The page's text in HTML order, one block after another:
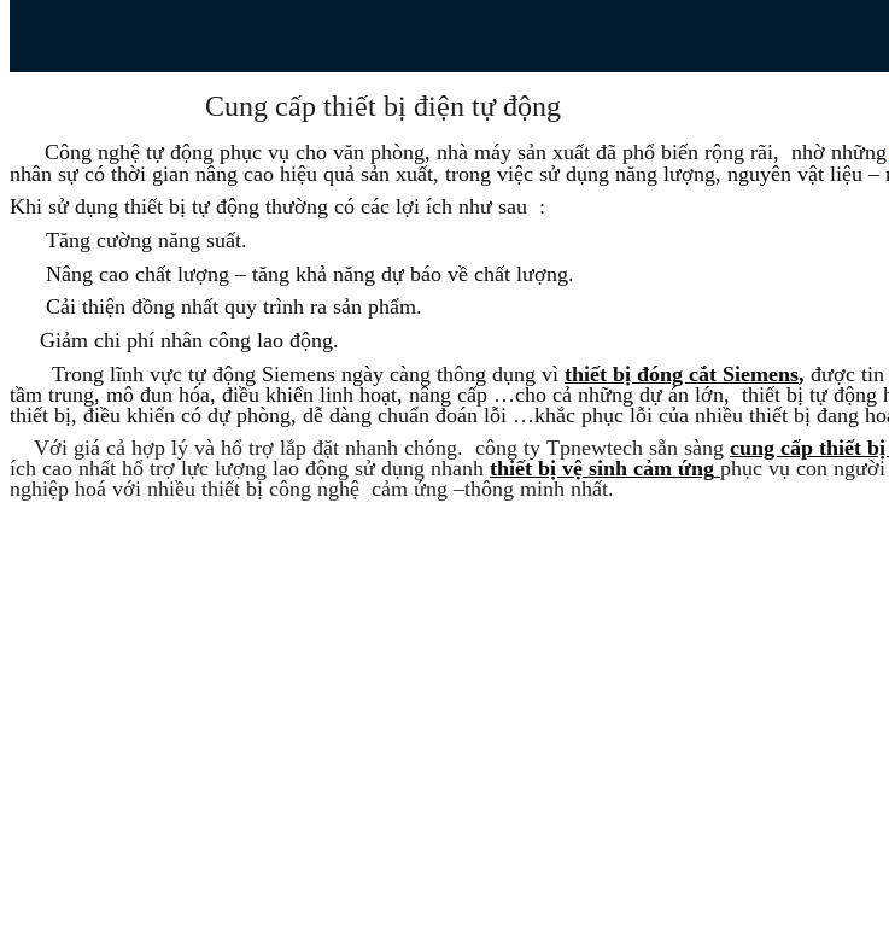
Cung cấp thiết bị điện tự động
Công nghệ tự động phục vụ cho văn phòng, nhà máy sản xuất đã phổ biến rộng rãi, nhờ những
nhân sự có thời gian nâng cao hiệu quả sản xuất, trong việc sử dụng năng lượng, nguyên vật liệu –
Khi sử dụng thiết bị tự động thường có các lợi ích như sau :
Tăng cường năng suất.
Nâng cao chất lượng – tăng khả năng dự báo về chất lượng.
Cải thiện đồng nhất quy trình ra sản phẩm.
Giảm chi phí nhân công lao động.
Trong lĩnh vực tự động Siemens ngày càng thông dụng vì thiết bị đóng cắt Siemens, được tin
tầm trung, mô đun hóa, điều khiển linh hoạt, nâng cấp …cho cả những dự án lớn, thiết bị tự
thiết bị, điều khiển có dự phòng, dễ dàng chuẩn đoán lỗi …khắc phục lỗi của nhiều thiết bị đang
Với giá cả hợp lý và hổ trợ lắp đặt nhanh chóng. công ty Tpnewtech sẵn sàng cung cấp thiết
ích cao nhất hổ trợ lực lượng lao động sử dụng nhanh thiết bị vệ sinh cảm ứng phục vụ con
nghiệp hoá với nhiều thiết bị công nghệ cảm ứng –thông minh nhất.